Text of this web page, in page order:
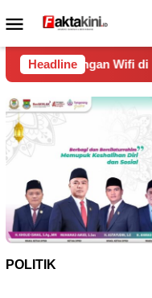
ke
Menu
Mobile
Headline
di Perumahan Taman
POLITIK